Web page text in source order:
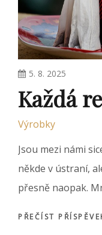
5. 8. 2025
Každá
Výrobky
Jsou mezi námi
někde v ústraní,
přesně naopak.
PŘEČÍST